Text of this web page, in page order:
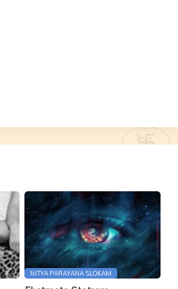
NITYA PARAYANA SLOKAM